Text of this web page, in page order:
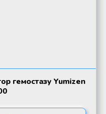
гемостазу Yumizen